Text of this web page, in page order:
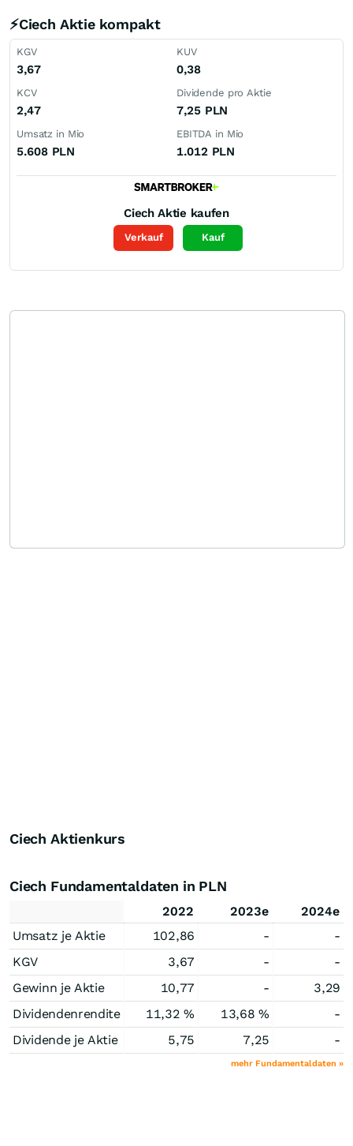
⚡Ciech Aktie kompakt
KGV
3,67
KUV
0,38
KCV
2,47
Dividende pro Aktie
7,25 PLN
Umsatz in Mio
5.608 PLN
EBITDA in Mio
1.012 PLN
Ciech Aktie kaufen
Verkauf Kauf
Ciech Aktienkurs
Ciech Fundamentaldaten in PLN
2022 2023e
2024e
Umsatz je Aktie
102,86 -
-
KGV
3,67 -
-
Gewinn je Aktie
10,77 -
3,29
Dividendenrendite
11,32 % 13,68 %
-
Dividende je Aktie
5,75 7,25 -
mehr Fundamentaldaten »